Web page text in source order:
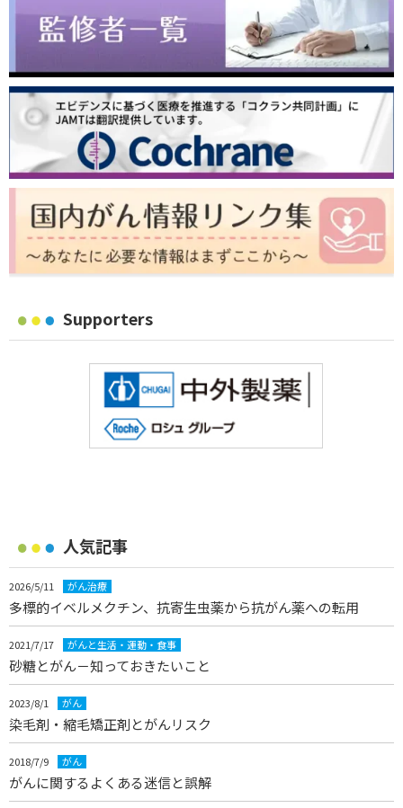
Supporters
人気記事
2026/5/11 がん治療
多標的イベルメクチン、抗寄生虫薬から抗がん薬への転用
2021/7/17 がんと生活・運動・食事
砂糖とがん－知っておきたいこと
2023/8/1 がん
染毛剤・縮毛矯正剤とがんリスク
2018/7/9 がん
がんに関するよくある迷信と誤解